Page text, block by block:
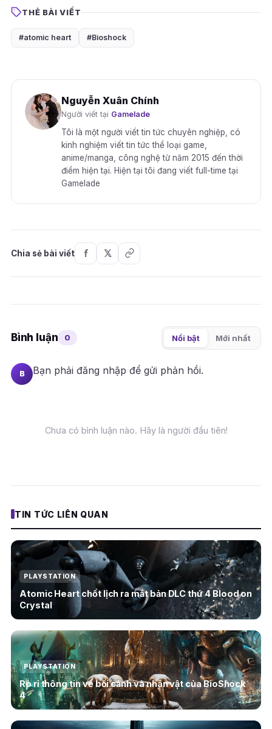
THẺ BÀI VIẾT
#atomic heart #Bioshock
Nguyễn Xuân Chính
Người viết tại Gamelade
Tôi là một người viết tin tức chuyên nghiệp, có
kinh nghiệm viết tin tức thể loại game,
anime/manga, công nghệ từ năm 2015 đến thời
điểm hiện tại. Hiện tại tôi đang viết full-time tại
Gamelade
Chia sẻ bài viết
Bình luận 0 Nổi bật Mới nhất
B Bạn phải đăng nhập để gửi phản hồi.
Chưa có bình luận nào. Hãy là người đầu tiên!
TIN TỨC LIÊN QUAN
PLAYSTATION
Atomic Heart chốt lịch ra mắt bản DLC thứ 4 Blood on
Crystal
PLAYSTATION
Rò rỉ thông tin về bối cảnh và nhân vật của BioShock
4